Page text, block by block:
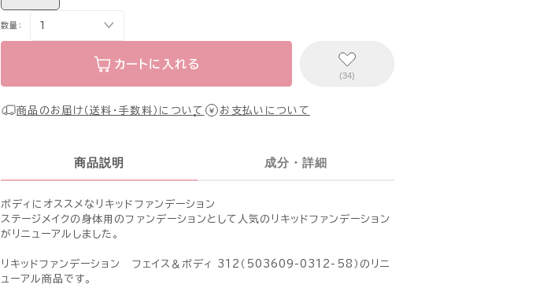
数量：
カートに入れる
(34)
商品のお届け（送料・手数料）について お支払いについて
商品説明 成分・詳細
ボディにオススメなリキッドファンデーション
ステージメイクの身体用のファンデーションとして人気のリキッドファンデーション
がリニューアルしました。
リキッドファンデーション フェイス＆ボディ 312（503609-0312-58）のリニ
ューアル商品です。